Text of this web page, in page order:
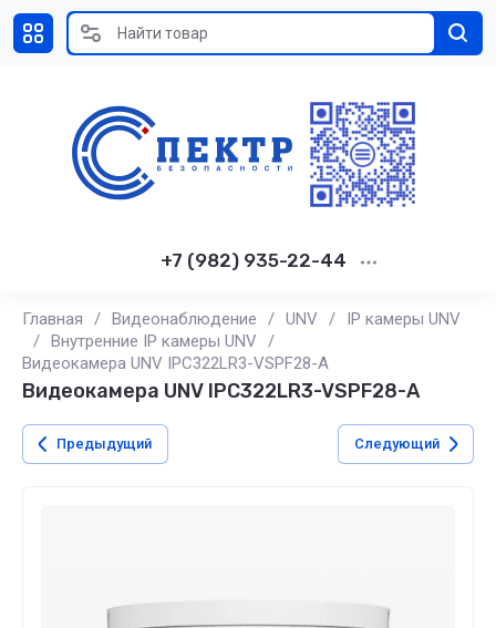
+7 (982) 935-22-44
Главная / Видеонаблюдение / UNV /
IP камеры UNV
/ Внутренние IP камеры UNV
/
Видеокамера UNV IPC322LR3-VSPF28-A
Видеокамера UNV IPC322LR3-VSPF28-A
Предыдущий Следующий